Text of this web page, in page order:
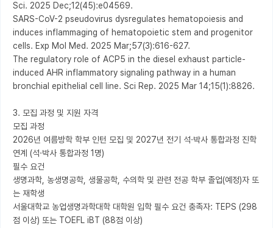
Sci. 2025 Dec;12(45):e04569.
SARS-CoV-2 pseudovirus dysregulates hematopoiesis and
induces inflammaging of hematopoietic stem and progenitor
cells. Exp Mol Med. 2025 Mar;57(3):616-627.
The regulatory role of ACP5 in the diesel exhaust particle-
induced AHR inflammatory signaling pathway in a human
bronchial epithelial cell line. Sci Rep. 2025 Mar 14;15(1):8826.
3. 모집 과정 및 지원 자격
모집 과정
2026년 여름방학 학부 인턴 모집 및 2027년 전기 석·박사 통합과정 진학
연계 (석·박사 통합과정 1명)
필수 요건
생명과학, 농생명공학, 생물공학, 수의학 및 관련 전공 학부 졸업(예정)자 또
는 재학생
서울대학교 농업생명과학대학 대학원 입학 필수 요건 충족자: TEPS (298
점 이상) 또는 TOEFL iBT (88점 이상)